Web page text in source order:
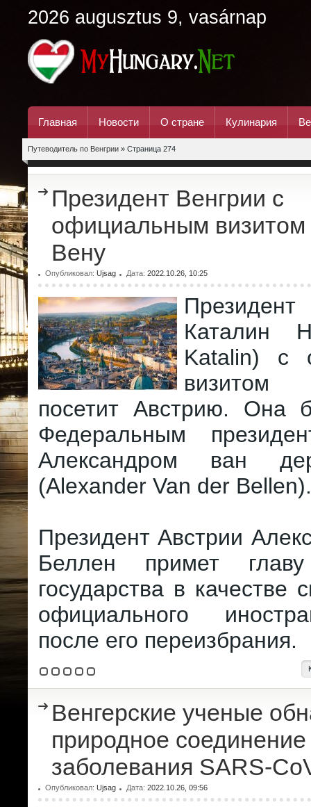
2026 augusztus 9, vasárnap
Главная Новости О стране Кулинария
Путеводитель по Венгрии » Страница 274
Президент Венгрии с
официальным визитом
Вену
Опубликовал: Ujsag Дата: 2022.10.26, 10:25
Каталин
Katalin) с
посетит Австрию. Она
Федеральным
Александром ван
(Alexander Van der
Президент Австрии
Беллен примет главу
государства в качестве
официального
после его переизбрания.
Венгерские ученые
природное соединение
заболевания SARS-
Опубликовал: Ujsag Дата: 2022.10.26, 09:56